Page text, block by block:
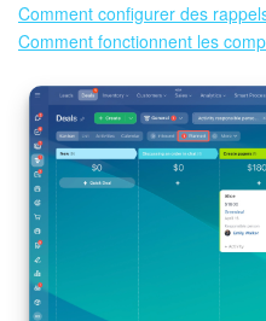
Centre de contact
Widget de l'employé
Téléphonie
Paramètres
Bitrix24 Messenger
Comment configurer des
Comment fonctionnent les